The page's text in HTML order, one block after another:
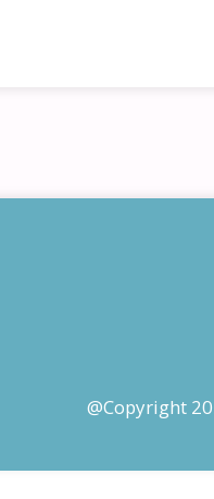
@Copyright